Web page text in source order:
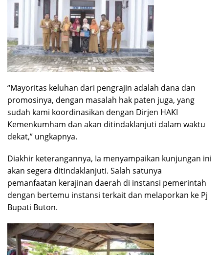
“Mayoritas keluhan dari pengrajin adalah dana dan
promosinya, dengan masalah hak paten juga, yang
sudah kami koordinasikan dengan Dirjen HAKI
Kemenkumham dan akan ditindaklanjuti dalam waktu
dekat,” ungkapnya.
Diakhir keterangannya, Ia menyampaikan kunjungan ini
akan segera ditindaklanjuti. Salah satunya
pemanfaatan kerajinan daerah di instansi pemerintah
dengan bertemu instansi terkait dan melaporkan ke Pj
Bupati Buton.